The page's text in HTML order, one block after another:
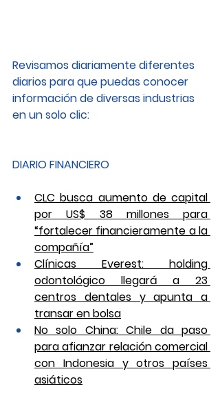
Revisamos diariamente diferentes
diarios para que puedas conocer
información de diversas industrias
en un solo clic:
DIARIO FINANCIERO
CLC busca aumento de capital
por US$ 38 millones para
“fortalecer financieramente a la
compañía”
Clínicas Everest: holding
odontológico llegará a 23
centros dentales y apunta a
transar en bolsa
No solo China: Chile da paso
para afianzar relación comercial
con Indonesia y otros países
asiáticos